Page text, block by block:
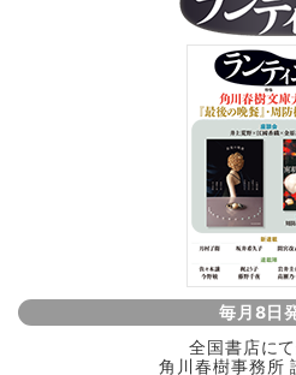
毎月8日
全国書店に
角川春樹事務所